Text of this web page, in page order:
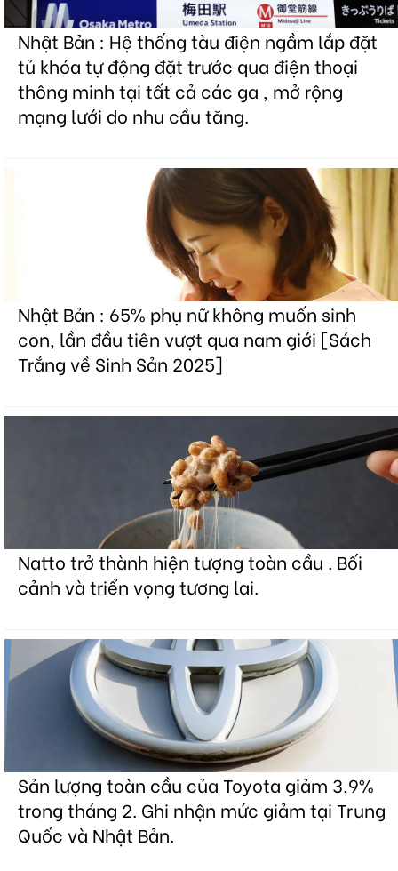
Nhật Bản : Hệ thống tàu điện ngầm lắp đặt
tủ khóa tự động đặt trước qua điện thoại
thông minh tại tất cả các ga , mở rộng
mạng lưới do nhu cầu tăng.
Nhật Bản : 65% phụ nữ không muốn sinh
con, lần đầu tiên vượt qua nam giới [Sách
Trắng về Sinh Sản 2025]
Natto trở thành hiện tượng toàn cầu . Bối
cảnh và triển vọng tương lai.
Sản lượng toàn cầu của Toyota giảm 3,9%
trong tháng 2. Ghi nhận mức giảm tại Trung
Quốc và Nhật Bản.